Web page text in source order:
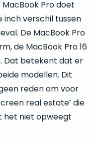
Pro doet
inch verschil tussen
De MacBook Pro
de MacBook Pro 16
Dat betekent dat er
modellen. Dit
reden om voor
real estate’ die
het niet opweegt